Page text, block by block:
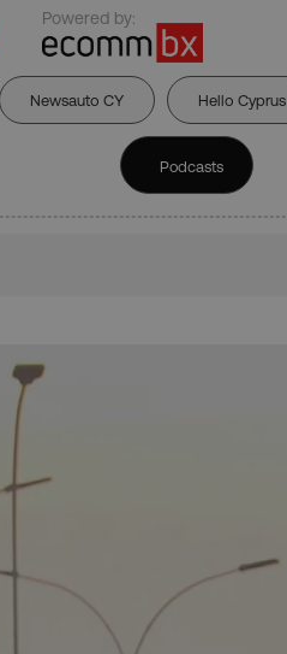
Powered by:
Newsauto CY Hello Cyprus
Podcasts